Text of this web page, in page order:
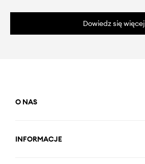
Dowiedz się więcej
O NAS
INFORMACJE